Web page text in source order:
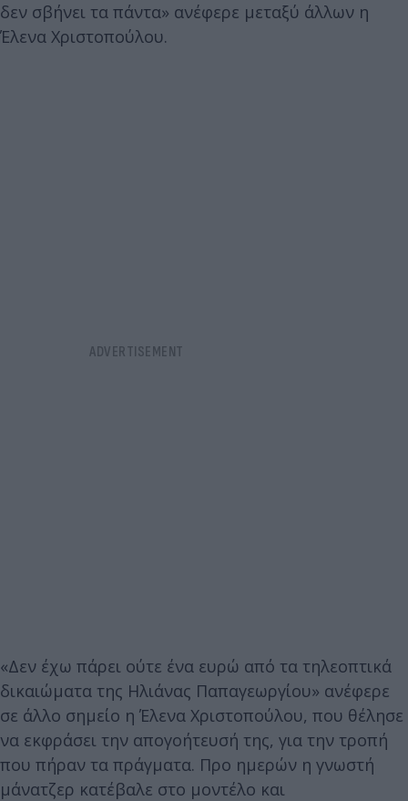
δεν σβήνει τα πάντα» ανέφερε μεταξύ άλλων η
Έλενα Χριστοπούλου.
«Δεν έχω πάρει ούτε ένα ευρώ από τα τηλεοπτικά
δικαιώματα της Ηλιάνας Παπαγεωργίου» ανέφερε
σε άλλο σημείο η Έλενα Χριστοπούλου, που θέλησε
να εκφράσει την απογοήτευσή της, για την τροπή
που πήραν τα πράγματα. Προ ημερών η γνωστή
μάνατζερ κατέβαλε στο μοντέλο και